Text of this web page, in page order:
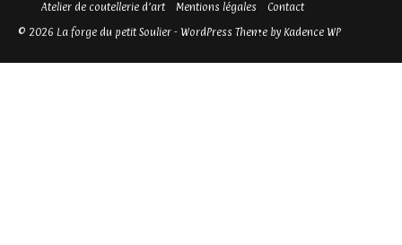
Atelier de coutellerie d’art Mentions légales
Contact
© 2026 La forge du petit Soulier - WordPress Theme by Kadence WP